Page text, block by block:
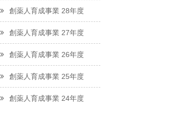
創薬人育成事業 28年度
創薬人育成事業 27年度
創薬人育成事業 26年度
創薬人育成事業 25年度
創薬人育成事業 24年度